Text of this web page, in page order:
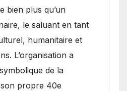
bien plus qu’un
le saluant en tant
humanitaire et
L’organisation a
de la
propre 40e